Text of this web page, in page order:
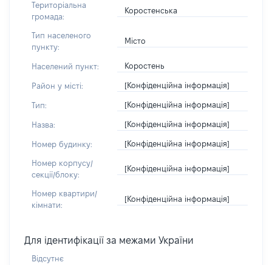
Територіальна
громада:
Коростенська
Тип населеного
пункту:
Місто
Населений пункт: Коростень
Район у місті: [Конфіденційна інформація]
Тип: [Конфіденційна інформація]
Назва: [Конфіденційна інформація]
Номер будинку: [Конфіденційна інформація]
Номер корпусу/
секції/блоку:
[Конфіденційна інформація]
Номер квартири/
кімнати:
[Конфіденційна інформація]
Для ідентифікації за межами України
Відсутнє